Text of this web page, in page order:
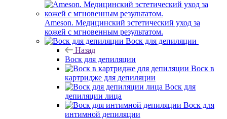
Ameson. Медицинский эстетический уход за
кожей с мгновенным результатом.
Воск для депиляции
Назад
Воск для депиляции
Воск в
картридже для депиляции
Воск для
депиляции лица
Воск для
интимной депиляции